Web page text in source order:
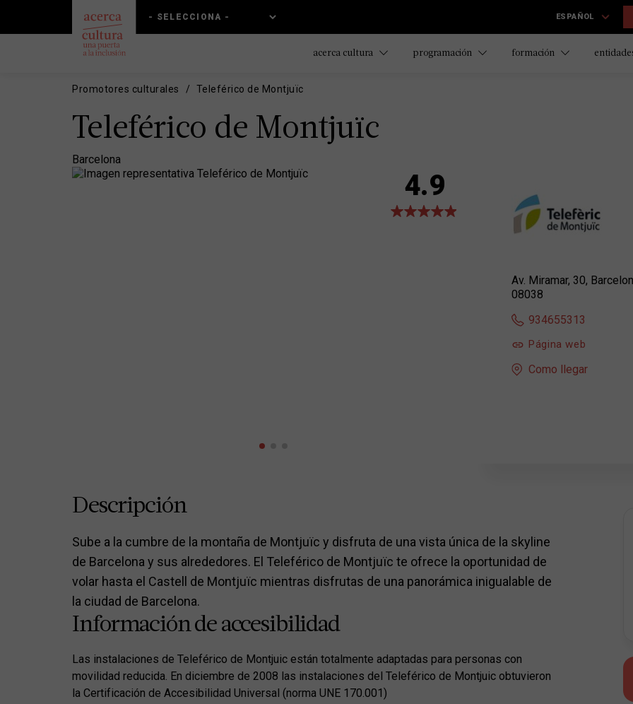
contenido
main
ESPAÑOL
acerca cultura programación formación
Promotores culturales Teleférico de Montjuïc
Teleférico de Montjuïc
Barcelona
4.9
Av. Miramar, 30,
08038
934655313
Página web
Como llegar
Descripción
Sube a la cumbre de la montaña de Montjuïc y disfruta de una vista única de la skyline
de Barcelona y sus alrededores. El Teleférico de Montjuïc te ofrece la oportunidad de
volar hasta el Castell de Montjuïc mientras disfrutas de una panorámica inigualable de
la ciudad de Barcelona.
Información de accesibilidad
Las instalaciones de Teleférico de Montjuic están totalmente adaptadas para personas con
movilidad reducida. En diciembre de 2008 las instalaciones del Teleférico de Montjuic obtuvieron
la Certificación de Accesibilidad Universal (norma UNE 170.001)